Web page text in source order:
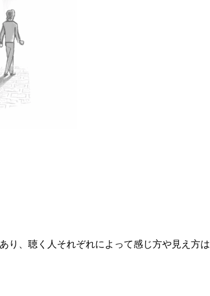
り、聴く人それぞれによって感じ方や見え方は